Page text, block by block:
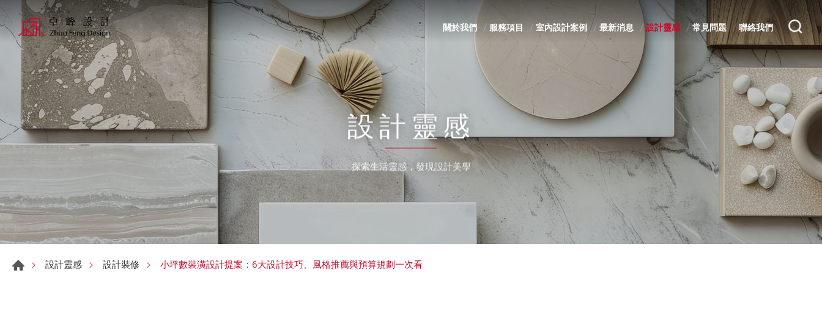
關於我們 服務項目 室內設計案例 最新消息 設計靈感 常見問題 聯絡我們
設計靈感
探索生活靈感，發現設計美學
設計靈感 設計裝修 小坪數裝潢設計提案：6大設計技巧、風格推薦與預算規劃一次看